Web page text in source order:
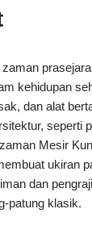
kehidupan
dan alat
seperti
Mesir
ukiran
dan
patung klasik.